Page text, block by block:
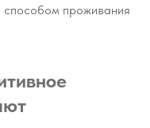
способом проживания